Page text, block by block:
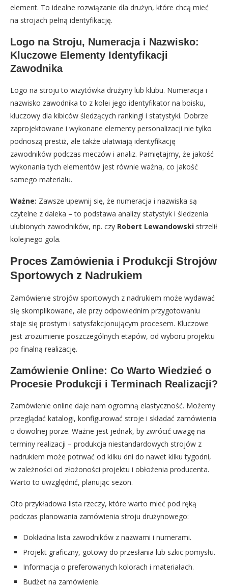
element. To idealne rozwiązanie dla drużyn, które chcą mieć
na strojach pełną identyfikację.
Logo na Stroju, Numeracja i Nazwisko:
Kluczowe Elementy Identyfikacji
Zawodnika
Logo na stroju to wizytówka drużyny lub klubu. Numeracja i
nazwisko zawodnika to z kolei jego identyfikator na boisku,
kluczowy dla kibiców śledzących rankingi i statystyki. Dobrze
zaprojektowane i wykonane elementy personalizacji nie tylko
podnoszą prestiż, ale także ułatwiają identyfikację
zawodników podczas meczów i analiz. Pamiętajmy, że jakość
wykonania tych elementów jest równie ważna, co jakość
samego materiału.
Ważne: Zawsze upewnij się, że numeracja i nazwiska są
czytelne z daleka – to podstawa analizy statystyk i śledzenia
ulubionych zawodników, np. czy Robert Lewandowski strzelił
kolejnego gola.
Proces Zamówienia i Produkcji Strojów
Sportowych z Nadrukiem
Zamówienie strojów sportowych z nadrukiem może wydawać
się skomplikowane, ale przy odpowiednim przygotowaniu
staje się prostym i satysfakcjonującym procesem. Kluczowe
jest zrozumienie poszczególnych etapów, od wyboru projektu
po finalną realizację.
Zamówienie Online: Co Warto Wiedzieć o
Procesie Produkcji i Terminach Realizacji?
Zamówienie online daje nam ogromną elastyczność. Możemy
przeglądać katalogi, konfigurować stroje i składać zamówienia
o dowolnej porze. Ważne jest jednak, by zwrócić uwagę na
terminy realizacji – produkcja niestandardowych strojów z
nadrukiem może potrwać od kilku dni do nawet kilku tygodni,
w zależności od złożoności projektu i obłożenia producenta.
Warto to uwzględnić, planując sezon.
Oto przykładowa lista rzeczy, które warto mieć pod ręką
podczas planowania zamówienia stroju drużynowego:
Dokładna lista zawodników z nazwami i numerami.
Projekt graficzny, gotowy do przesłania lub szkic pomysłu.
Informacja o preferowanych kolorach i materiałach.
Budżet na zamówienie.